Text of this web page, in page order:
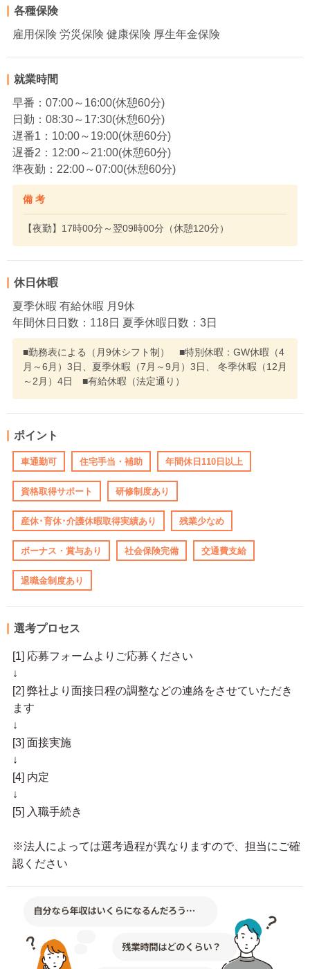
各種保険
雇用保険 労災保険 健康保険 厚生年金保険
就業時間
早番：07:00～16:00(休憩60分)
日勤：08:30～17:30(休憩60分)
遅番1：10:00～19:00(休憩60分)
遅番2：12:00～21:00(休憩60分)
準夜勤：22:00～07:00(休憩60分)
備 考
【夜勤】17時00分～翌09時00分（休憩120分）
休日休暇
夏季休暇 有給休暇 月9休
年間休日日数：118日 夏季休暇日数：3日
■勤務表による（月9休シフト制） ■特別休暇：GW休暇（4
月～6月）3日、夏季休暇（7月～9月）3日、 冬季休暇（12月
～2月）4日 ■有給休暇（法定通り）
ポイント
車通勤可 住宅手当・補助 年間休日110日以上
資格取得サポート 研修制度あり
産休･育休･介護休暇取得実績あり 残業少なめ
ボーナス・賞与あり 社会保険完備 交通費支給
退職金制度あり
選考プロセス
[1] 応募フォームよりご応募ください
↓
[2] 弊社より面接日程の調整などの連絡をさせていただき
ます
↓
[3] 面接実施
↓
[4] 内定
↓
[5] 入職手続き
※法人によっては選考過程が異なりますので、担当にご確
認ください